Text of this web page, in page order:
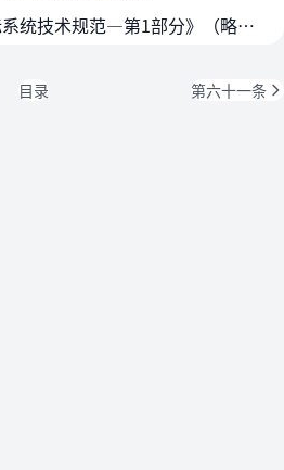
附件： 《电子招标投标系统技术规范—第1部分》（略，详情请登录发展改革委网站）
目录 第六十一条